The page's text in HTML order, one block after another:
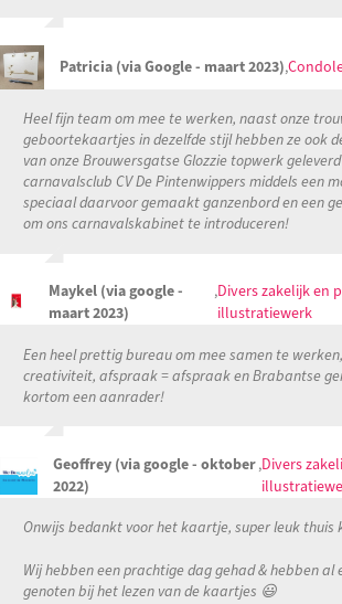
Patricia (via Google - maart 2023),
Heel fijn team om mee te werken, naast onze
geboortekaartjes in dezelfde stijl hebben ze ook
van onze Brouwersgatse Glozzie topwerk
carnavalsclub CV De Pintenwippers middels een
speciaal daarvoor gemaakt ganzenbord en een
om ons carnavalskabinet te introduceren!
Maykel (via google -
maart 2023)
,Divers zakelijk en
illustratiewerk
Een heel prettig bureau om mee samen te
creativiteit, afspraak = afspraak en Brabantse
kortom een aanrader!
Geoffrey (via google - oktober
2022)
,Divers
Onwijs bedankt voor het kaartje, super leuk
Wij hebben een prachtige dag gehad & hebben al
genoten bij het lezen van de kaartjes 😃